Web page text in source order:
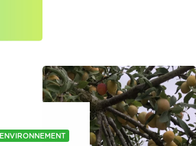
ENVIRONNEMENT